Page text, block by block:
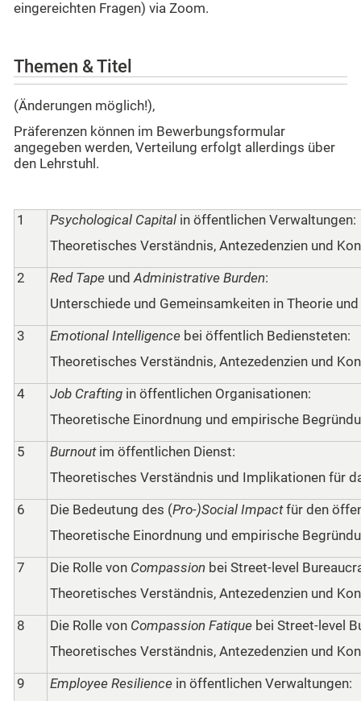
eingereichten Fragen) via Zoom.
Themen & Titel
(Änderungen möglich!),
Präferenzen können im Bewerbungsformular
angegeben werden, Verteilung erfolgt allerdings über
den Lehrstuhl.
1 Psychological Capital in öffentlichen Verwaltungen:
Theoretisches Verständnis, Antezedenzien und
2 Red Tape und Administrative Burden:
Unterschiede und Gemeinsamkeiten in Theorie
3 Emotional Intelligence bei öffentlich Bediensteten:
Theoretisches Verständnis, Antezedenzien und
4 Job Crafting in öffentlichen Organisationen:
Theoretische Einordnung und empirische
5 Burnoutim öffentlichen Dienst:
Theoretisches Verständnis und Implikationen für
6 Die Bedeutung des (Pro-)Social Impactfür den
Theoretische Einordnung und empirische
7 Die Rolle von Compassion bei Street-level
Theoretisches Verständnis, Antezedenzien und
8 Die Rolle von Compassion Fatique bei Street-level
Theoretisches Verständnis, Antezedenzien und
9 Employee Resilience in öffentlichen Verwaltungen: